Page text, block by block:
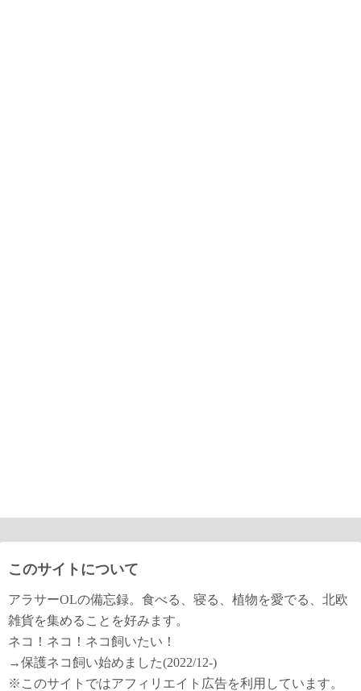
このサイトについて
アラサーOLの備忘録。食べる、寝る、植物を愛でる、北欧
雑貨を集めることを好みます。
ネコ！ネコ！ネコ飼いたい！
→保護ネコ飼い始めました(2022/12-)
※このサイトではアフィリエイト広告を利用しています。